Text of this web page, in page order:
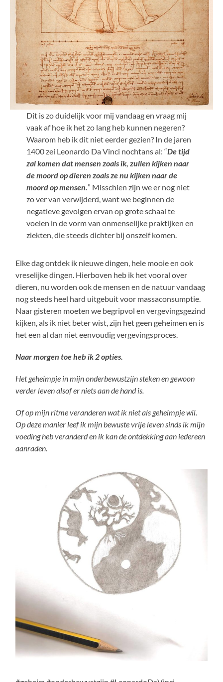
Dit is zo duidelijk voor mij vandaag en vraag mij
vaak af hoe ik het zo lang heb kunnen negeren?
Waarom heb ik dit niet eerder gezien? In de jaren
1400 zei Leonardo Da Vinci nochtans al: “De tijd
zal komen dat mensen zoals ik, zullen kijken naar
de moord op dieren zoals ze nu kijken naar de
moord op mensen.” Misschien zijn we er nog niet
zo ver van verwijderd, want we beginnen de
negatieve gevolgen ervan op grote schaal te
voelen in de vorm van onmenselijke praktijken en
ziekten, die steeds dichter bij onszelf komen.
Elke dag ontdek ik nieuwe dingen, hele mooie en ook
vreselijke dingen. Hierboven heb ik het vooral over
dieren, nu worden ook de mensen en de natuur vandaag
nog steeds heel hard uitgebuit voor massaconsumptie.
Naar gisteren moeten we begripvol en vergevingsgezind
kijken, als ik niet beter wist, zijn het geen geheimen en is
het een al dan niet eenvoudig vergevingsproces.
Naar morgen toe heb ik 2 opties.
Het geheimpje in mijn onderbewustzijn steken en gewoon
verder leven alsof er niets aan de hand is.
Of op mijn ritme veranderen wat ik niet als geheimpje wil.
Op deze manier leef ik mijn bewuste vrije leven sinds ik mijn
voeding heb veranderd en ik kan de ontdekking aan iedereen
aanraden.